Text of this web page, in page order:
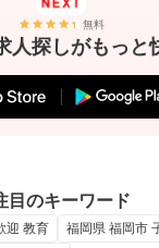
無料
人探しがもっと
目のキーワード
迎 教育
福岡県 福岡市